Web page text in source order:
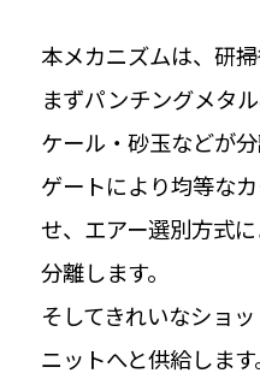
本メカニズムは、研
まずパンチングメタ
ケール・砂玉などが
ゲートにより均等な
せ、エアー選別方式
分離します。
そしてきれいなショ
ニットへと供給します